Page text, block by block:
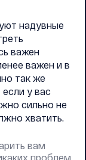
надувные
важен
важен и в
так же
у вас
сильно не
хватить.
вам
проблем.